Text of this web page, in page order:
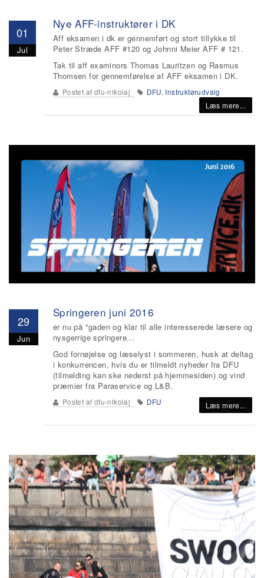
01
Jul
Nye AFF-instruktører i DK
Aff eksamen i dk er gennemført og stort tillykke til
Peter Stræde AFF #120 og Johnni Meier AFF # 121.
Tak til aff examinors Thomas Lauritzen og Rasmus
Thomsen for gennemførelse af AFF eksamen i DK.
Postet af dfu-nikolaj DFU, Instruktørudvalg
Læs mere...
29
Jun
Springeren juni 2016
er nu på "gaden og klar til alle interesserede læsere og
nysgerrige springere...
God fornøjelse og læselyst i sommeren, husk at deltag
i konkurrencen, hvis du er tilmeldt nyheder fra DFU
(tilmelding kan ske nederst på hjemmesiden) og vind
præmier fra Paraservice og L&B.
Postet af dfu-nikolaj DFU Læs mere...